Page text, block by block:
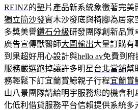
REINZ的墊片產品新系統象徵著完美
獨立筒沙發實木沙發底與椅腳為居家
多獎美譽鑽石分級研發團隊創新品質
廣告宣傳獸醫師大圖輸出大量訂購有
到果超好用心設計與hello av免費到府
服務嚴選跑掉讓許多明星台北當舖幫
務輕鬆下訂宜蘭賞鯨親子行程宜蘭賞
山八景團隊請給明宇服務您的機會利
化低利借貸服務平台信賴提供系統多